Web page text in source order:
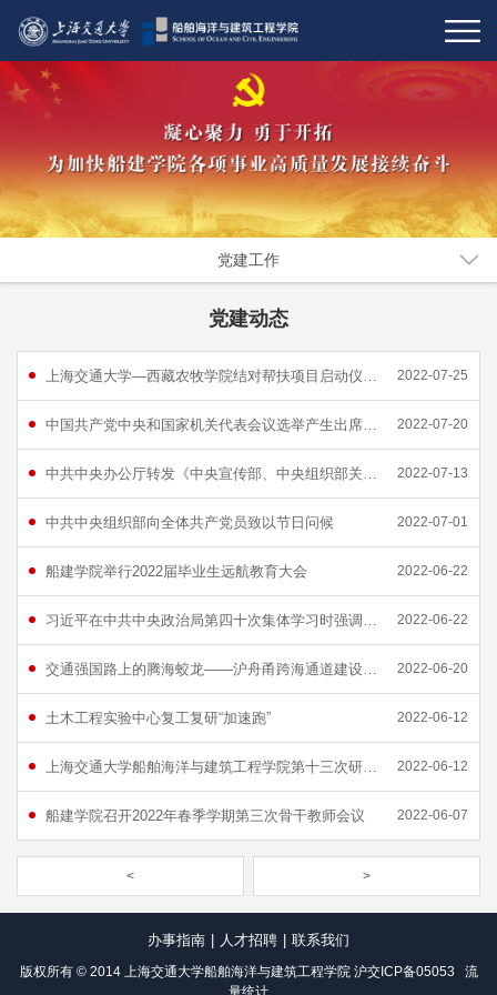
党建工作
党建动态
上海交通大学—西藏农牧学院结对帮扶项目启动仪式线上举行 2022-07-25
中国共产党中央和国家机关代表会议选举产生出席党的二十大代表 2022-07-20
中共中央办公厅转发《中央宣传部、中央组织部关于认真组织学习〈习近平谈治国理政〉第四卷的通知》 2022-07-13
中共中央组织部向全体共产党员致以节日问候 2022-07-01
船建学院举行2022届毕业生远航教育大会 2022-06-22
习近平在中共中央政治局第四十次集体学习时强调 提高一体推进“三不腐”能力和水平 全面打赢反腐败斗争攻坚战持久战 2022-06-22
交通强国路上的腾海蛟龙——沪舟甬跨海通道建设助力长三角一体化高质量发展研究 | 深中通道实践调研传真 2022-06-20
土木工程实验中心复工复研“加速跑” 2022-06-12
上海交通大学船舶海洋与建筑工程学院第十三次研究生代表大会顺利召开 2022-06-12
船建学院召开2022年春季学期第三次骨干教师会议 2022-06-07
< >
办事指南 | 人才招聘 | 联系我们
版权所有 © 2014 上海交通大学船舶海洋与建筑工程学院 沪交ICP备05053
流
量统计